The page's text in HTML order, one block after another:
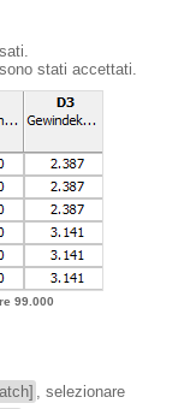
stati accettati.
99.000
, selezionare